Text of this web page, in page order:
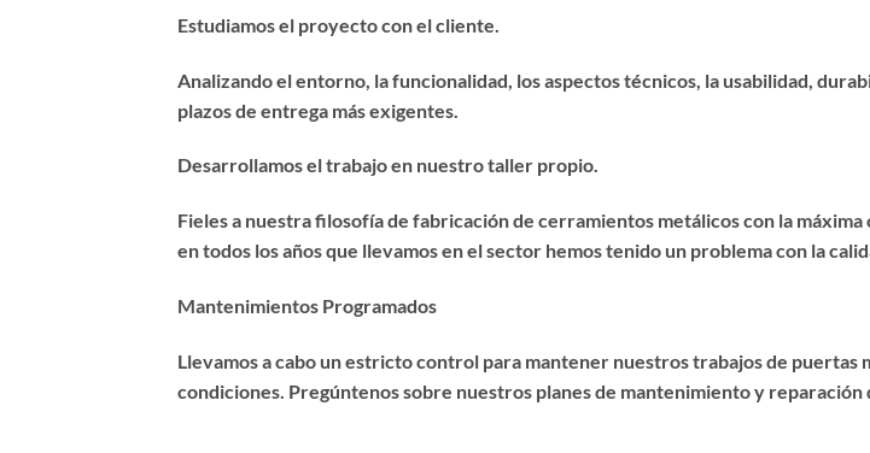
Estudiamos el proyecto con el cliente.
Analizando el entorno, la funcionalidad, los aspectos técnicos, la usabilidad,
plazos de entrega más exigentes.
Desarrollamos el trabajo en nuestro taller propio.
Fieles a nuestra filosofía de fabricación de cerramientos metálicos con la
en todos los años que llevamos en el sector hemos tenido un problema con la
Mantenimientos Programados
Llevamos a cabo un estricto control para mantener nuestros trabajos de puertas
condiciones. Pregúntenos sobre nuestros planes de mantenimiento y